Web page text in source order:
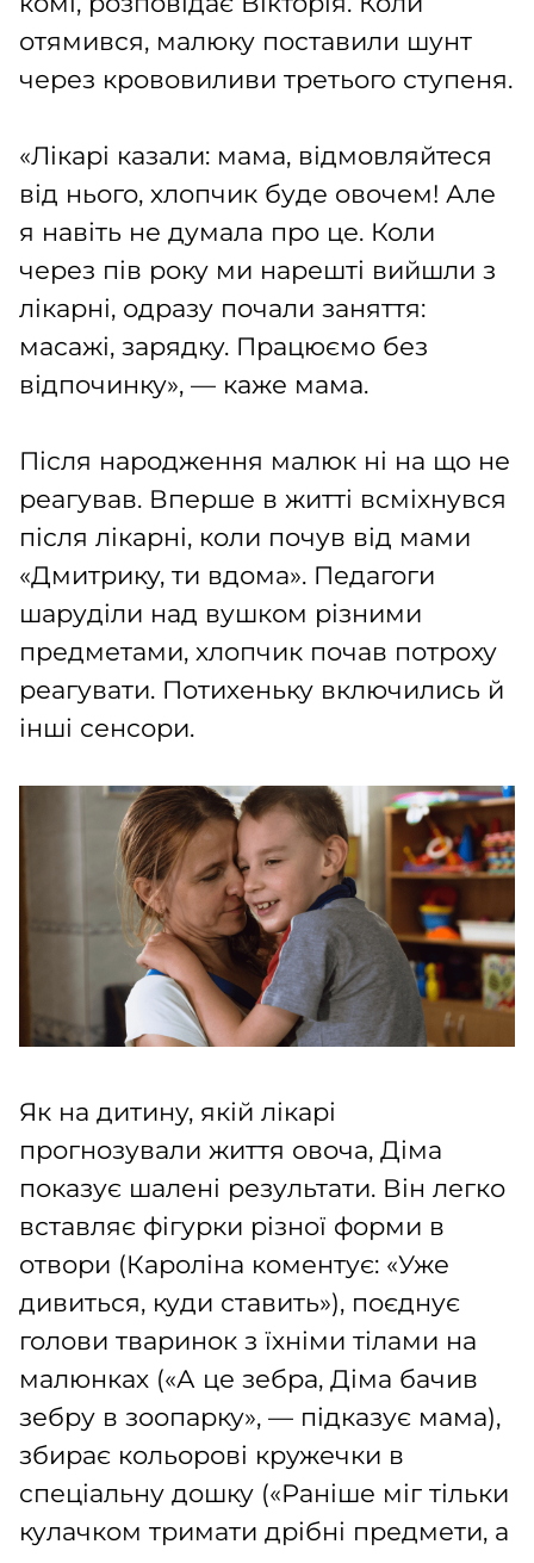
отямився, малюку поставили шунт
через крововиливи третього ступеня.
«Лікарі казали: мама, відмовляйтеся
від нього, хлопчик буде овочем! Але
я навіть не думала про це. Коли
через пів року ми нарешті вийшли з
лікарні, одразу почали заняття:
масажі, зарядку. Працюємо без
відпочинку», — каже мама.
Після народження малюк ні на що не
реагував. Вперше в житті всміхнувся
після лікарні, коли почув від мами
«Дмитрику, ти вдома». Педагоги
шаруділи над вушком різними
предметами, хлопчик почав потроху
реагувати. Потихеньку включились й
інші сенсори.
Як на дитину, якій лікарі
прогнозували життя овоча, Діма
показує шалені результати. Він легко
вставляє фігурки різної форми в
отвори (Кароліна коментує: «Уже
дивиться, куди ставить»), поєднує
голови тваринок з їхніми тілами на
малюнках («А це зебра, Діма бачив
зебру в зоопарку», — підказує мама),
збирає кольорові кружечки в
спеціальну дошку («Раніше міг тільки
кулачком тримати дрібні предмети, а